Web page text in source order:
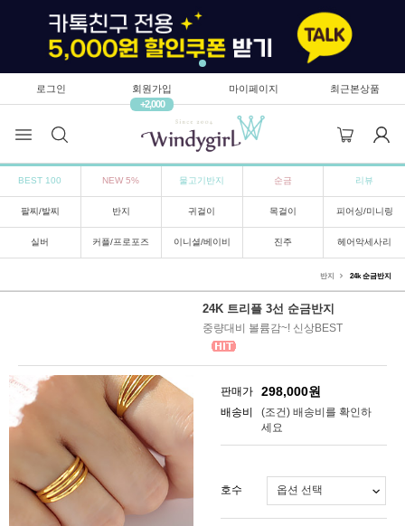
로그인
회원가입
+2,000
마이페이지 최근본상품
BEST 100 NEW 5% 물고기반지 순금 리뷰
팔찌/발찌 반지 귀걸이 목걸이 피어싱/미니링
실버 커플/프로포즈 이니셜/베이비 진주 헤어악세사리
반지 24k 순금반지
24K 트리플 3선 순금반지
중량대비 볼륨감~! 신상BEST
판매가 298,000원
배송비 (조건) 배송비를 확인하
세요
호수